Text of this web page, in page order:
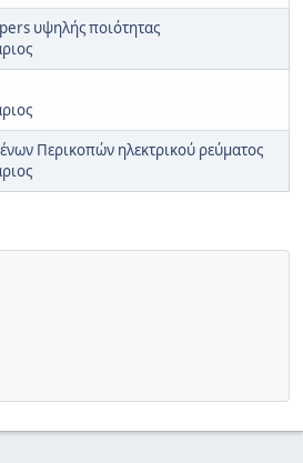
υψηλής ποιότητας
Περικοπών ηλεκτρικού ρεύματος